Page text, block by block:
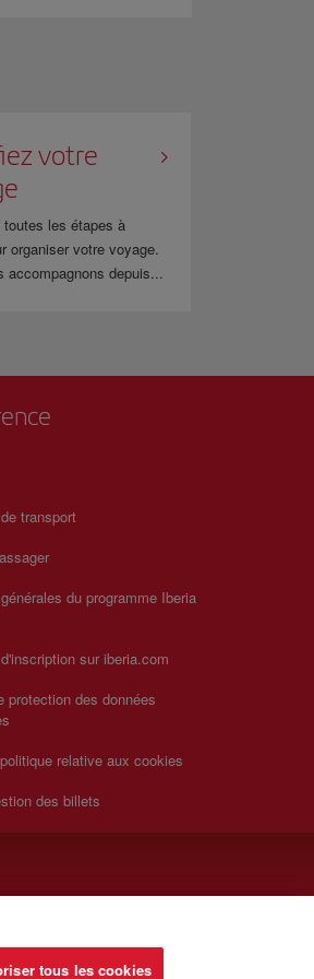
votre
toutes les étapes à
organiser votre voyage.
accompagnons depuis...
transport
du programme Iberia
sur iberia.com
protection des données
relative aux cookies
des billets
tous les cookies